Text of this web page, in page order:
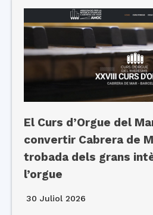
El Curs d’Orgue del
convertir Cabrera de
trobada dels grans
l’orgue
30 Juliol 2026